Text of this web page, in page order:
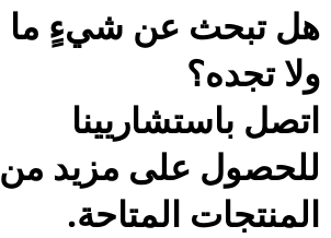
هل تبحث عن شيءٍ ما
ولا تجده؟
اتصل باستشاريينا
للحصول على مزيد من
المنتجات المتاحة.